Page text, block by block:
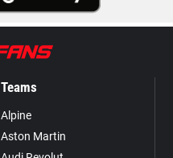
Teams
Alpine
Aston Martin